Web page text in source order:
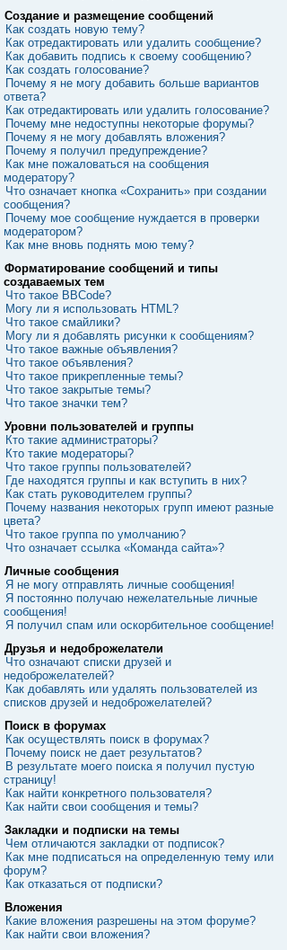
Создание и размещение сообщений
Как создать новую тему?
Как отредактировать или удалить сообщение?
Как добавить подпись к своему сообщению?
Как создать голосование?
Почему я не могу добавить больше вариантов
ответа?
Как отредактировать или удалить голосование?
Почему мне недоступны некоторые форумы?
Почему я не могу добавлять вложения?
Почему я получил предупреждение?
Как мне пожаловаться на сообщения
модератору?
Что означает кнопка «Сохранить» при создании
сообщения?
Почему мое сообщение нуждается в проверки
модератором?
Как мне вновь поднять мою тему?
Форматирование сообщений и типы
создаваемых тем
Что такое BBCode?
Могу ли я использовать HTML?
Что такое смайлики?
Могу ли я добавлять рисунки к сообщениям?
Что такое важные объявления?
Что такое объявления?
Что такое прикрепленные темы?
Что такое закрытые темы?
Что такое значки тем?
Уровни пользователей и группы
Кто такие администраторы?
Кто такие модераторы?
Что такое группы пользователей?
Где находятся группы и как вступить в них?
Как стать руководителем группы?
Почему названия некоторых групп имеют разные
цвета?
Что такое группа по умолчанию?
Что означает ссылка «Команда сайта»?
Личные сообщения
Я не могу отправлять личные сообщения!
Я постоянно получаю нежелательные личные
сообщения!
Я получил спам или оскорбительное сообщение!
Друзья и недоброжелатели
Что означают списки друзей и
недоброжелателей?
Как добавлять или удалять пользователей из
списков друзей и недоброжелателей?
Поиск в форумах
Как осуществлять поиск в форумах?
Почему поиск не дает результатов?
В результате моего поиска я получил пустую
страницу!
Как найти конкретного пользователя?
Как найти свои сообщения и темы?
Закладки и подписки на темы
Чем отличаются закладки от подписок?
Как мне подписаться на определенную тему или
форум?
Как отказаться от подписки?
Вложения
Какие вложения разрешены на этом форуме?
Как найти свои вложения?